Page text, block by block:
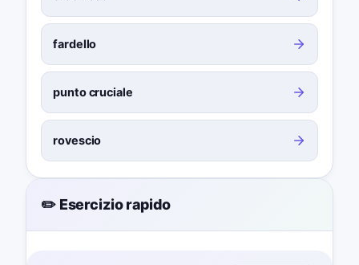
fardello
punto cruciale
rovescio
✏️ Esercizio rapido